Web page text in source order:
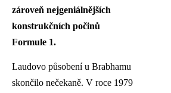
zároveň nejgeniálnějších
konstrukčních počinů
Formule 1.
Laudovo působení u Brabhamu
skončilo nečekaně. V roce 1979